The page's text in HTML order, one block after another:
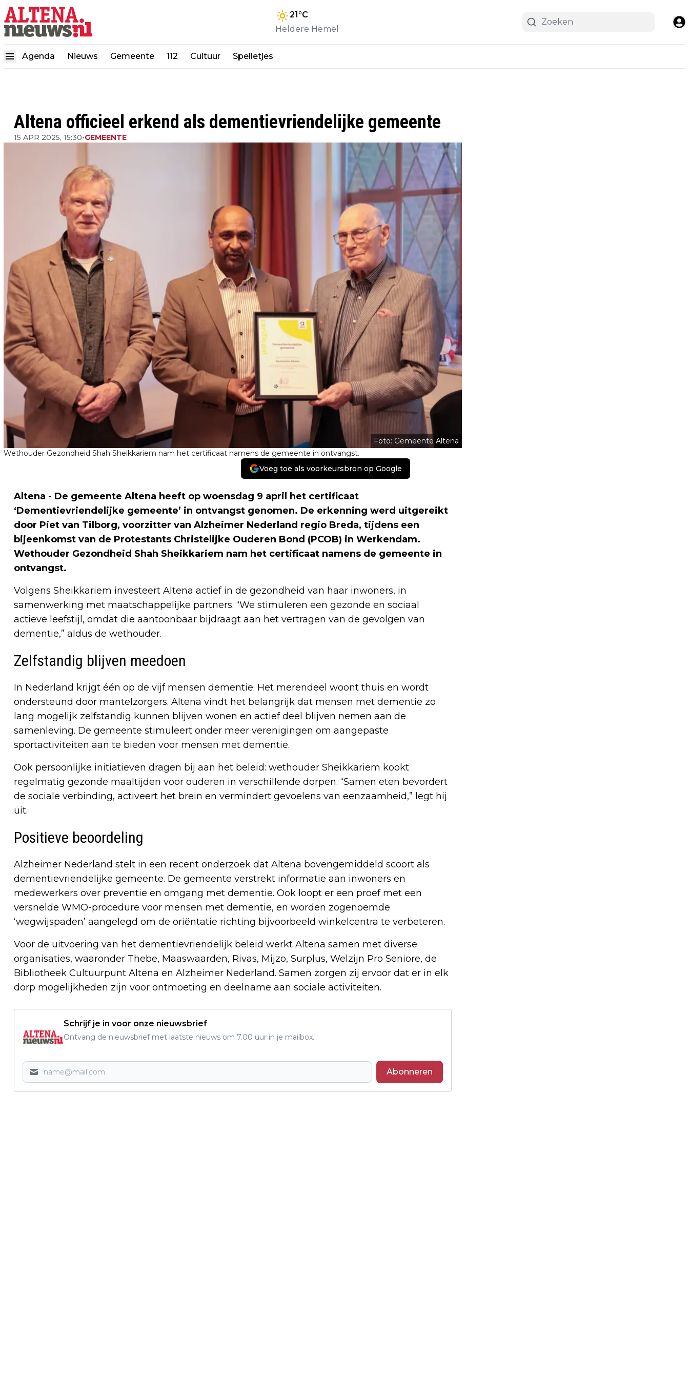
21°C
Heldere Hemel
Agenda Nieuws Gemeente 112 Cultuur Spelletjes
Altena officieel erkend als dementievriendelijke gemeente
15 APR 2025, 15:30•GEMEENTE
Foto: Gemeente Altena
Wethouder Gezondheid Shah Sheikkariem nam het certificaat namens de gemeente in ontvangst.
Voeg toe als voorkeursbron op Google
Altena - De gemeente Altena heeft op woensdag 9 april het certificaat
‘Dementievriendelijke gemeente’ in ontvangst genomen. De erkenning werd uitgereikt
door Piet van Tilborg, voorzitter van Alzheimer Nederland regio Breda, tijdens een
bijeenkomst van de Protestants Christelijke Ouderen Bond (PCOB) in Werkendam.
Wethouder Gezondheid Shah Sheikkariem nam het certificaat namens de gemeente in
ontvangst.
Volgens Sheikkariem investeert Altena actief in de gezondheid van haar inwoners, in
samenwerking met maatschappelijke partners. “We stimuleren een gezonde en sociaal
actieve leefstijl, omdat die aantoonbaar bijdraagt aan het vertragen van de gevolgen van
dementie,” aldus de wethouder.
Zelfstandig blijven meedoen
In Nederland krijgt één op de vijf mensen dementie. Het merendeel woont thuis en wordt
ondersteund door mantelzorgers. Altena vindt het belangrijk dat mensen met dementie zo
lang mogelijk zelfstandig kunnen blijven wonen en actief deel blijven nemen aan de
samenleving. De gemeente stimuleert onder meer verenigingen om aangepaste
sportactiviteiten aan te bieden voor mensen met dementie.
Ook persoonlijke initiatieven dragen bij aan het beleid: wethouder Sheikkariem kookt
regelmatig gezonde maaltijden voor ouderen in verschillende dorpen. “Samen eten bevordert
de sociale verbinding, activeert het brein en vermindert gevoelens van eenzaamheid,” legt hij
uit.
Positieve beoordeling
Alzheimer Nederland stelt in een recent onderzoek dat Altena bovengemiddeld scoort als
dementievriendelijke gemeente. De gemeente verstrekt informatie aan inwoners en
medewerkers over preventie en omgang met dementie. Ook loopt er een proef met een
versnelde WMO-procedure voor mensen met dementie, en worden zogenoemde
‘wegwijspaden’ aangelegd om de oriëntatie richting bijvoorbeeld winkelcentra te verbeteren.
Voor de uitvoering van het dementievriendelijk beleid werkt Altena samen met diverse
organisaties, waaronder Thebe, Maaswaarden, Rivas, Mijzo, Surplus, Welzijn Pro Seniore, de
Bibliotheek Cultuurpunt Altena en Alzheimer Nederland. Samen zorgen zij ervoor dat er in elk
dorp mogelijkheden zijn voor ontmoeting en deelname aan sociale activiteiten.
Schrijf je in voor onze nieuwsbrief
Ontvang de nieuwsbrief met laatste nieuws om 7.00 uur in je mailbox.
Abonneren